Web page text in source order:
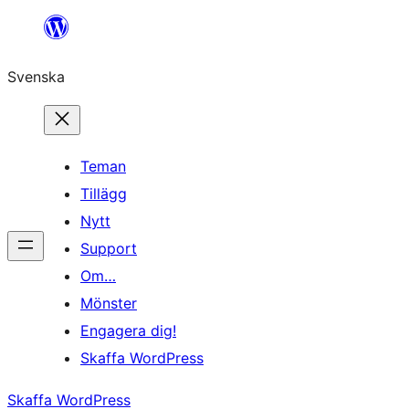
Hoppa
innehåll
Svenska
Teman
Tillägg
Nytt
Support
Om…
Mönster
Engagera dig!
Skaffa WordPress
Skaffa WordPress